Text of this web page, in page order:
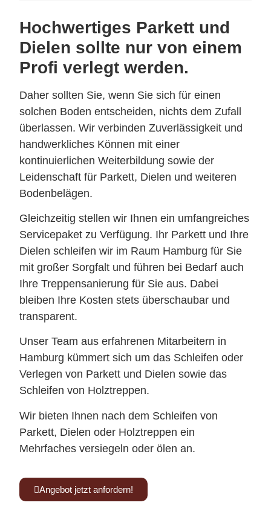
Hochwertiges Parkett und
Dielen sollte nur von einem
Profi verlegt werden.
Daher sollten Sie, wenn Sie sich für einen
solchen Boden entscheiden, nichts dem Zufall
überlassen. Wir verbinden Zuverlässigkeit und
handwerkliches Können mit einer
kontinuierlichen Weiterbildung sowie der
Leidenschaft für Parkett, Dielen und weiteren
Bodenbelägen.
Gleichzeitig stellen wir Ihnen ein umfangreiches
Servicepaket zu Verfügung. Ihr Parkett und Ihre
Dielen schleifen wir im Raum Hamburg für Sie
mit großer Sorgfalt und führen bei Bedarf auch
Ihre Treppensanierung für Sie aus. Dabei
bleiben Ihre Kosten stets überschaubar und
transparent.
Unser Team aus erfahrenen Mitarbeitern in
Hamburg kümmert sich um das Schleifen oder
Verlegen von Parkett und Dielen sowie das
Schleifen von Holztreppen.
Wir bieten Ihnen nach dem Schleifen von
Parkett, Dielen oder Holztreppen ein
Mehrfaches versiegeln oder ölen an.
Angebot jetzt anfordern!